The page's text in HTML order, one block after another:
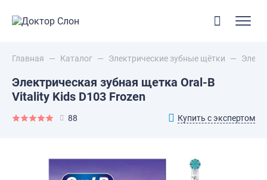
Главная — Каталог — Электрические зубные щётки —
Электрическая зубная щетка Oral-B
Vitality Kids D103 Frozen
88 Купить с экспертом